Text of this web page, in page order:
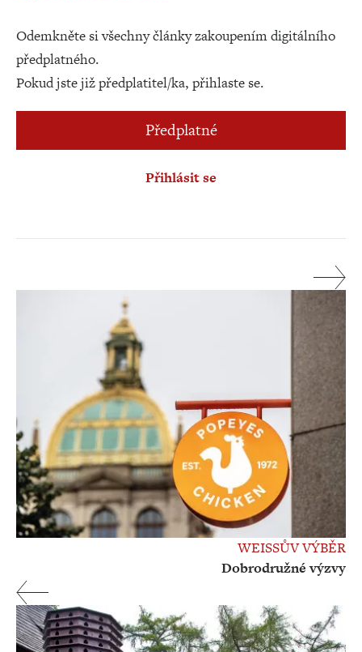
Odemkněte si všechny články zakoupením digitálního
předplatného.
Pokud jste již předplatitel/ka, přihlaste se.
Předplatné
Přihlásit se
WEISSŮV VÝBĚR
Dobrodružné výzvy